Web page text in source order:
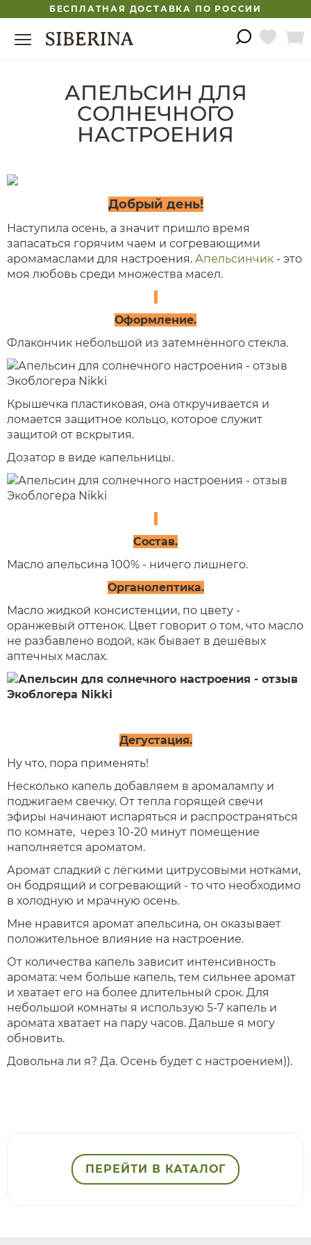
БЕСПЛАТНАЯ ДОСТАВКА ПО РОССИИ
АПЕЛЬСИН ДЛЯ
СОЛНЕЧНОГО
НАСТРОЕНИЯ
Добрый день!
Наступила осень, а значит пришло время
запасаться горячим чаем и согревающими
аромамаслами для настроения. Апельсинчик - это
моя любовь среди множества масел.
Оформление.
Флакончик небольшой из затемнённого стекла.
Крышечка пластиковая, она откручивается и
ломается защитное кольцо, которое служит
защитой от вскрытия.
Дозатор в виде капельницы.
Состав.
Масло апельсина 100% - ничего лишнего.
Органолептика.
Масло жидкой консистенции, по цвету -
оранжевый оттенок. Цвет говорит о том, что масло
не разбавлено водой, как бывает в дешёвых
аптечных маслах.
Дегустация.
Ну что, пора применять!
Несколько капель добавляем в аромалампу и
поджигаем свечку. От тепла горящей свечи
эфиры начинают испаряться и распространяться
по комнате, через 10-20 минут помещение
наполняется ароматом.
Аромат сладкий с лёгкими цитрусовыми нотками,
он бодрящий и согревающий - то что необходимо
в холодную и мрачную осень.
Мне нравится аромат апельсина, он оказывает
положительное влияние на настроение.
От количества капель зависит интенсивность
аромата: чем больше капель, тем сильнее аромат
и хватает его на более длительный срок. Для
небольшой комнаты я использую 5-7 капель и
аромата хватает на пару часов. Дальше я могу
обновить.
Довольна ли я? Да. Осень будет с настроением)).
ПЕРЕЙТИ В КАТАЛОГ